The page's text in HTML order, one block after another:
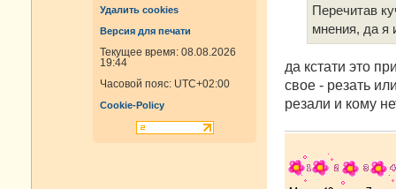
Удалить cookies
Версия для печати
Текущее время: 08.08.2026
19:44
Часовой пояс: UTC+02:00
Cookie-Policy
Перечитав
мнения, да я
да кстати это
свое - резать
резали и кому